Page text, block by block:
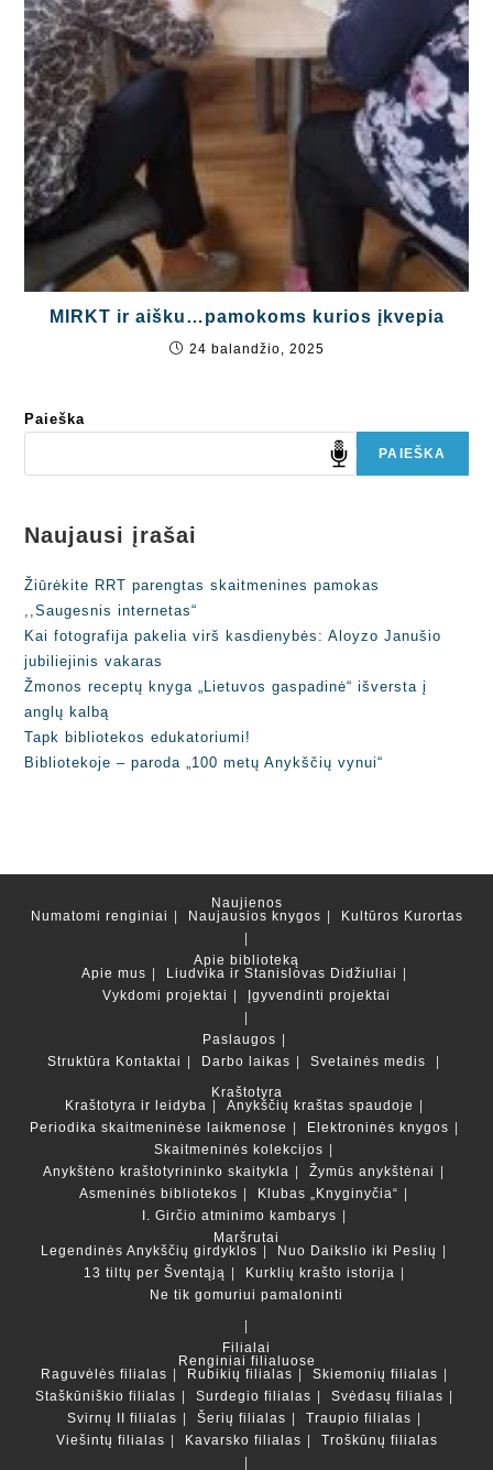
MIRKT ir aišku…pamokoms kurios įkvepia
24 balandžio, 2025
Paieška
PAIEŠKA
Naujausi įrašai
Žiūrėkite RRT parengtas skaitmenines pamokas
,,Saugesnis internetas“
Kai fotografija pakelia virš kasdienybės: Aloyzo Janušio
jubiliejinis vakaras
Žmonos receptų knyga „Lietuvos gaspadinė“ išversta į
anglų kalbą
Tapk bibliotekos edukatoriumi!
Bibliotekoje – paroda „100 metų Anykščių vynui“
Naujienos
Numatomi renginiai
Naujausios knygos Kultūros Kurortas
Apie biblioteką
Apie mus
Liudvika ir Stanislovas Didžiuliai
Vykdomi projektai
Įgyvendinti projektai
Paslaugos
Struktūra Kontaktai Darbo laikas
Svetainės medis
Kraštotyra
Kraštotyra ir leidyba
Anykščių kraštas spaudoje
Periodika skaitmeninėse laikmenose
Elektroninės knygos
Skaitmeninės kolekcijos
Anykštėno kraštotyrininko skaitykla
Žymūs anykštėnai
Asmeninės bibliotekos
Klubas „Knyginyčia“
I. Girčio atminimo kambarys
Maršrutai
Legendinės Anykščių girdyklos
Nuo Daikslio iki Peslių
13 tiltų per Šventąją
Kurklių krašto istorija
Ne tik gomuriui pamaloninti
Filialai
Renginiai filialuose
Raguvėlės filialas
Rubikių filialas
Skiemonių filialas
Staškūniškio filialas
Surdegio filialas
Svėdasų filialas
Svirnų II filialas
Šerių filialas
Traupio filialas
Viešintų filialas
Kavarsko filialas Troškūnų filialas